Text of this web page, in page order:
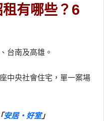
有哪些？6
台南及高雄。
中央社會住宅，單一案場
安居・好室」